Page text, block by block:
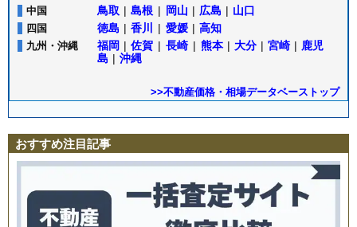
中国 鳥取 | 島根 | 岡山 | 広島 | 山口
四国 徳島 | 香川 | 愛媛 | 高知
九州・沖縄 福岡 | 佐賀 | 長崎 | 熊本 | 大分 | 宮崎 | 鹿児
島 | 沖縄
>>不動産価格・相場データベーストップ
おすすめ注目記事